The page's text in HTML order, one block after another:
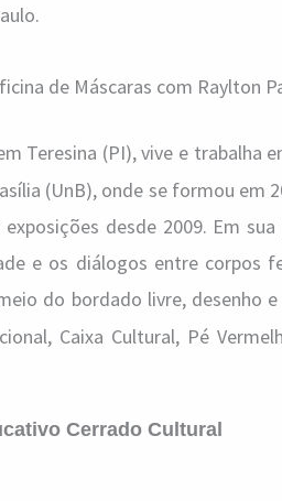
de Máscaras com Raylton
Teresina (PI), vive e trabalha
(UnB), onde se formou em
desde 2009. Em
e os diálogos entre corpos
do bordado livre, desenho
Caixa Cultural, Pé
Cerrado Cultural